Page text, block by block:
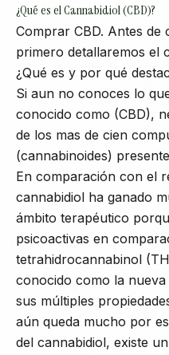
¿Qué es el Cannabidiol (CBD)?
Comprar CBD. Antes de
primero detallaremos el
¿Qué es y por qué
Si aun no conoces lo
conocido como (CBD),
de los mas de cien
(cannabinoides)
En comparación con el
cannabidiol ha ganado
ámbito terapéutico
psicoactivas en
tetrahidrocannabinol
conocido como la
sus múltiples
aún queda mucho por
del cannabidiol, existe